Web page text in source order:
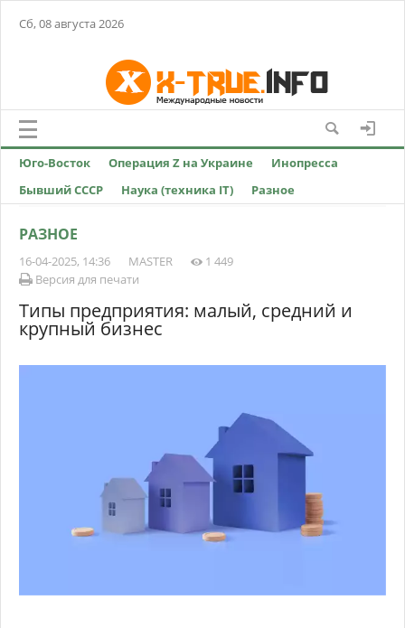
Сб, 08 августа 2026
Юго-Восток Операция Z на Украине
Инопресса
Бывший СССР
Наука (техника IT) Разное
РАЗНОЕ
16-04-2025, 14:36 MASTER
1 449
Версия для печати
Типы предприятия: малый, средний и
крупный бизнес